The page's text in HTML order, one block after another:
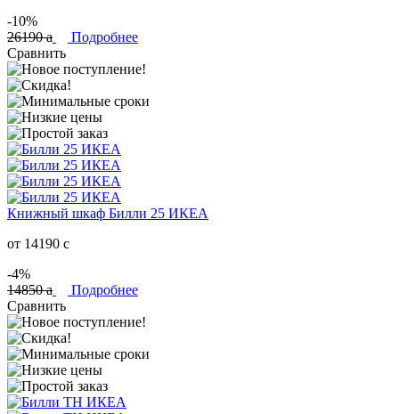
-10%
26190a
Подробнее
Сравнить
Книжный шкаф Билли 25 ИКЕА
от 14190 c
-4%
14850a
Подробнее
Сравнить